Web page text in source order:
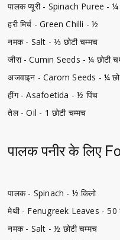
पालक प्यूरी - Spinach Puree -
हरी मिर्च - Green Chilli - ½
नमक - Salt - ⅓ छोटी चम्मच
जीरा - Cumin Seeds - ¼ छोटी
अजवाइन - Carom Seeds - ¼
हींग - Asafoetida - ½ पिंच
तेल - Oil - 1 छोटी चम्मच
पालक पनीर के लिए
पालक - Spinach - ½ किलो
मेथी - Fenugreek Leaves - 50
नमक - Salt - ½ छोटी चम्मच